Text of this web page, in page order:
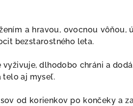
a hravou, ovocnou vôňou,
bezstarostného leta.
vyživuje, dlhodobo chráni a
telo aj myseľ.
od korienkov po končeky a